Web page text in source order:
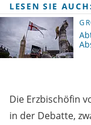
LESEN SIE
Die Erzbischöfin
in der Debatte,